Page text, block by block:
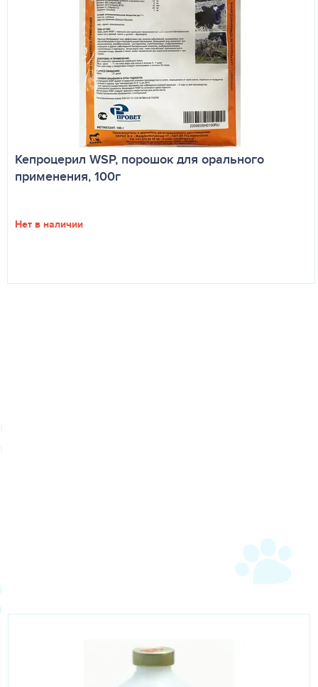
Кепроцерил WSP, порошок для орального
применения, 100г
Нет в наличии